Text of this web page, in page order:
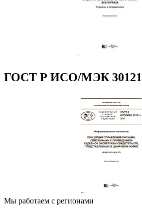
ГОСТ Р ИСО/МЭК
Мы работаем с регионами